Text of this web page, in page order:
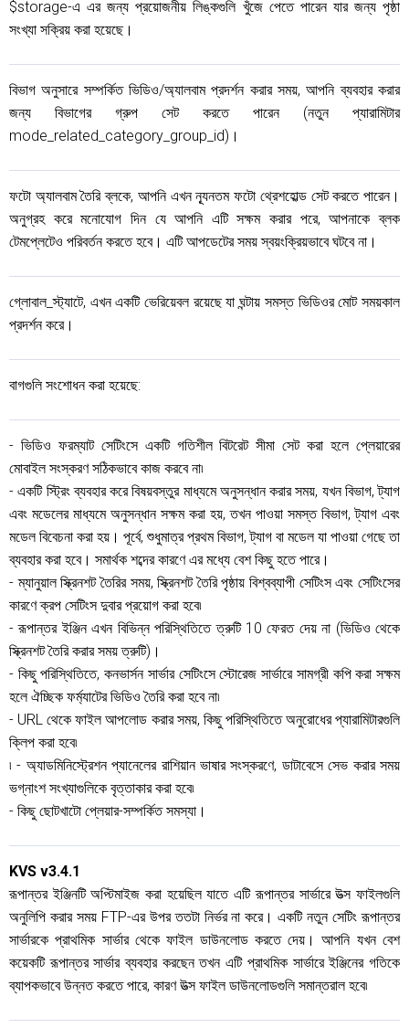
$storage-এ এর জন্য প্রয়োজনীয় লিঙ্কগুলি খুঁজে পেতে পারেন যার জন্য পৃষ্ঠা
সংখ্যা সক্রিয় করা হয়েছে।
বিভাগ অনুসারে সম্পর্কিত ভিডিও/অ্যালবাম প্রদর্শন করার সময়, আপনি ব্যবহার করার
জন্য বিভাগের গ্রুপ সেট করতে পারেন (নতুন প্যারামিটার
mode_related_category_group_id)।
ফটো অ্যালবাম তৈরি ব্লকে, আপনি এখন ন্যূনতম ফটো থ্রেশহোল্ড সেট করতে পারেন।
অনুগ্রহ করে মনোযোগ দিন যে আপনি এটি সক্ষম করার পরে, আপনাকে ব্লক
টেমপ্লেটেও পরিবর্তন করতে হবে। এটি আপডেটের সময় স্বয়ংক্রিয়ভাবে ঘটবে না।
গ্লোবাল_স্ট্যাটে, এখন একটি ভেরিয়েবল রয়েছে যা ঘন্টায় সমস্ত ভিডিওর মোট সময়কাল
প্রদর্শন করে।
বাগগুলি সংশোধন করা হয়েছে:
- ভিডিও ফরম্যাট সেটিংসে একটি গতিশীল বিটরেট সীমা সেট করা হলে প্লেয়ারের
মোবাইল সংস্করণ সঠিকভাবে কাজ করবে না৷
- একটি স্ট্রিং ব্যবহার করে বিষয়বস্তুর মাধ্যমে অনুসন্ধান করার সময়, যখন বিভাগ, ট্যাগ
এবং মডেলের মাধ্যমে অনুসন্ধান সক্ষম করা হয়, তখন পাওয়া সমস্ত বিভাগ, ট্যাগ এবং
মডেল বিবেচনা করা হয়। পূর্বে, শুধুমাত্র প্রথম বিভাগ, ট্যাগ বা মডেল যা পাওয়া গেছে তা
ব্যবহার করা হবে। সমার্থক শব্দের কারণে এর মধ্যে বেশ কিছু হতে পারে।
- ম্যানুয়াল স্ক্রিনশট তৈরির সময়, স্ক্রিনশট তৈরি পৃষ্ঠায় বিশ্বব্যাপী সেটিংস এবং সেটিংসের
কারণে ক্রপ সেটিংস দুবার প্রয়োগ করা হবে৷
- রূপান্তর ইঞ্জিন এখন বিভিন্ন পরিস্থিতিতে ত্রুটি 10 ​​ফেরত দেয় না (ভিডিও থেকে
স্ক্রিনশট তৈরি করার সময় ত্রুটি)।
- কিছু পরিস্থিতিতে, কনভার্সন সার্ভার সেটিংসে স্টোরেজ সার্ভারে সামগ্রী কপি করা সক্ষম
হলে ঐচ্ছিক ফর্ম্যাটের ভিডিও তৈরি করা হবে না৷
- URL থেকে ফাইল আপলোড করার সময়, কিছু পরিস্থিতিতে অনুরোধের প্যারামিটারগুলি
ক্লিপ করা হবে৷
৷ - অ্যাডমিনিস্ট্রেশন প্যানেলের রাশিয়ান ভাষার সংস্করণে, ডাটাবেসে সেভ করার সময়
ভগ্নাংশ সংখ্যাগুলিকে বৃত্তাকার করা হবে৷
- কিছু ছোটখাটো প্লেয়ার-সম্পর্কিত সমস্যা।
KVS v3.4.1
রূপান্তর ইঞ্জিনটি অপ্টিমাইজ করা হয়েছিল যাতে এটি রূপান্তর সার্ভারে উত্স ফাইলগুলি
অনুলিপি করার সময় FTP-এর উপর ততটা নির্ভর না করে। একটি নতুন সেটিং রূপান্তর
সার্ভারকে প্রাথমিক সার্ভার থেকে ফাইল ডাউনলোড করতে দেয়। আপনি যখন বেশ
কয়েকটি রূপান্তর সার্ভার ব্যবহার করছেন তখন এটি প্রাথমিক সার্ভারে ইঞ্জিনের গতিকে
ব্যাপকভাবে উন্নত করতে পারে, কারণ উত্স ফাইল ডাউনলোডগুলি সমান্তরাল হবে৷